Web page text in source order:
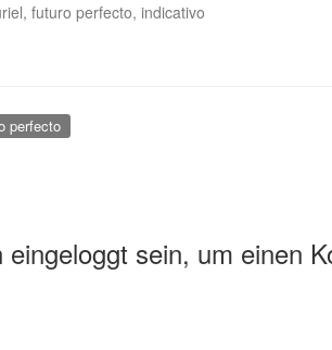
futuro perfecto, indicativo
perfecto
eingeloggt sein, um einen